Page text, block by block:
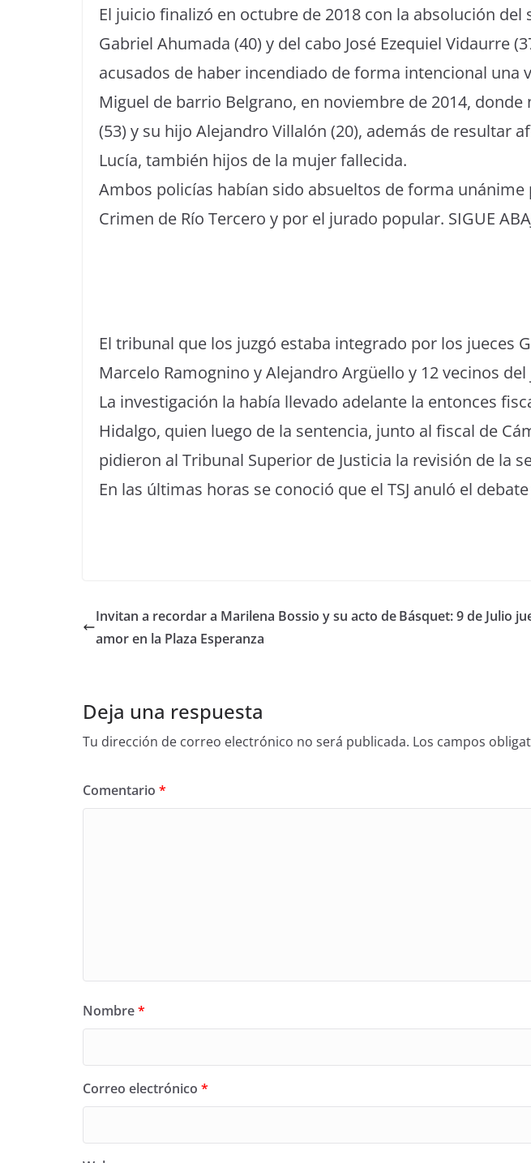
El juicio finalizó en octubre de 2018 con la absolución del
Gabriel Ahumada (40) y del cabo José Ezequiel Vidaurre
acusados de haber incendiado de forma intencional una
Miguel de barrio Belgrano, en noviembre de 2014,
(53) y su hijo Alejandro Villalón (20), además de resultar
Lucía, también hijos de la mujer fallecida.
Ambos policías habían sido absueltos de forma unánime
Crimen de Río Tercero y por el jurado popular. SIGUE
El tribunal que los juzgó estaba integrado por los jueces
Marcelo Ramognino y Alejandro Argüello y 12 vecinos
La investigación la había llevado adelante la entonces
Hidalgo, quien luego de la sentencia, junto al fiscal de
pidieron al Tribunal Superior de Justicia la revisión de la
En las últimas horas se conoció que el TSJ anuló el
Invitan a recordar a Marilena Bossio y su acto de
amor en la Plaza Esperanza
Básquet: 9 de Julio
Deja una respuesta
Tu dirección de correo electrónico no será publicada. Los campos
Comentario *
Nombre*
Correo electrónico *